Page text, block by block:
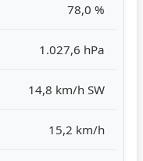
78,0 %
1.027,6 hPa
14,8 km/h SW
15,2 km/h